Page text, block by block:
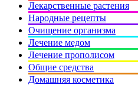
Лекарственные растения
Народные рецепты
Очищение организма
Лечение медом
Лечение прополисом
Общие средства
Домашняя косметика